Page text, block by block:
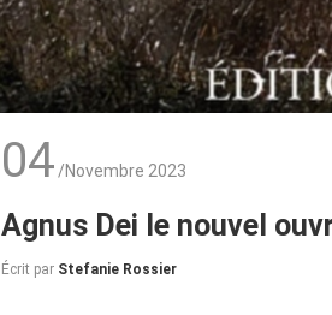
04 /Novembre 2023
Agnus Dei le nouvel
Écrit par Stefanie Rossier